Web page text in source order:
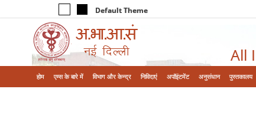
Default Theme
All
होम एम्‍स के बारे में विभाग और केन्‍द्र निविदाएं अपॉइंटमेंट अनुसंधान पुस्तकालय